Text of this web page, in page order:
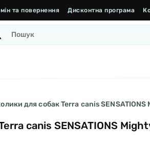
та повернення Дисконтна програма
для собак Terra canis
canis SENSATIONS